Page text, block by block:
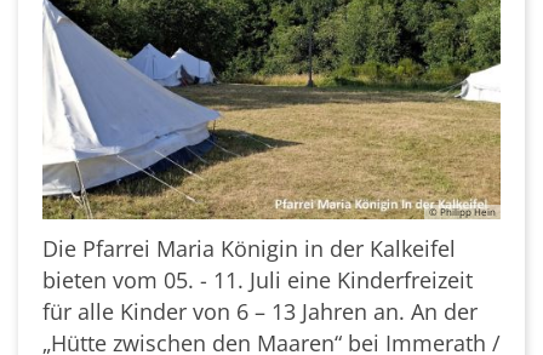
© Philipp Hein
Die Pfarrei Maria Königin in der Kalkeifel
bieten vom 05. - 11. Juli eine Kinderfreizeit
für alle Kinder von 6 – 13 Jahren an. An der
„Hütte zwischen den Maaren“ bei Immerath /